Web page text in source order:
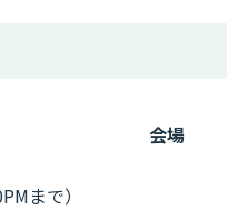
まで）
会場